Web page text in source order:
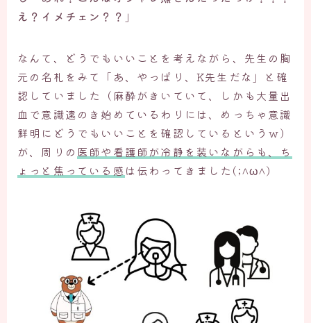
え？イメチェン？？ 」
なんて、どうでもいいことを考えながら、先生の胸
元の名札をみて「あ、やっぱり、K先生だな」と確
認していました（麻酔がきいていて、しかも大量出
血で意識遠のき始めているわりには、めっちゃ意識
鮮明にどうでもいいことを確認しているというｗ）
が、周りの 医師や看護師が冷静を装いながらも、ち
ょっと焦っている感 は伝わってきました(;^ω^)